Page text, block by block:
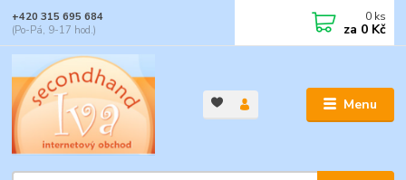
Menu
+420 315 695 684
(Po-Pá, 9-17 hod.)
0 ks
za 0 Kč